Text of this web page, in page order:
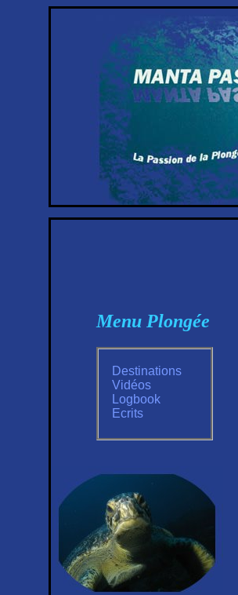
Menu Plongée
Destinations
Vidéos
Logbook
Ecrits